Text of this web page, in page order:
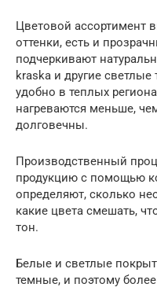
Цветовой ассортимент
оттенки, есть и
подчеркивают
kraska и другие
удобно в теплых
нагреваются меньше,
долговечны.
Производственный
продукцию с помощью
определяют, сколько
какие цвета смешать,
тон.
Белые и светлые
темные, и поэтому